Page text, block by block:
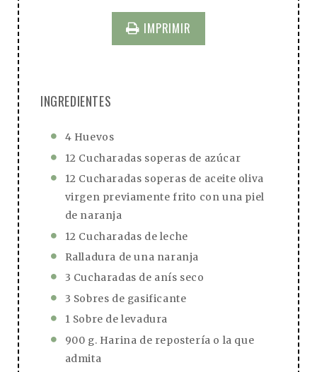
IMPRIMIR
INGREDIENTES
4 Huevos
12 Cucharadas soperas de azúcar
12 Cucharadas soperas de aceite oliva
virgen previamente frito con una piel
de naranja
12 Cucharadas de leche
Ralladura de una naranja
3 Cucharadas de anís seco
3 Sobres de gasificante
1 Sobre de levadura
900 g. Harina de repostería o la que
admita